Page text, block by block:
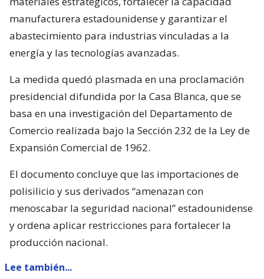
manufacturera estadounidense y garantizar el
abastecimiento para industrias vinculadas a la
energía y las tecnologías avanzadas.
La medida quedó plasmada en una proclamación
presidencial difundida por la Casa Blanca, que se
basa en una investigación del Departamento de
Comercio realizada bajo la Sección 232 de la Ley de
Expansión Comercial de 1962.
El documento concluye que las importaciones de
polisilicio y sus derivados “amenazan con
menoscabar la seguridad nacional” estadounidense
y ordena aplicar restricciones para fortalecer la
producción nacional.
Lee también...